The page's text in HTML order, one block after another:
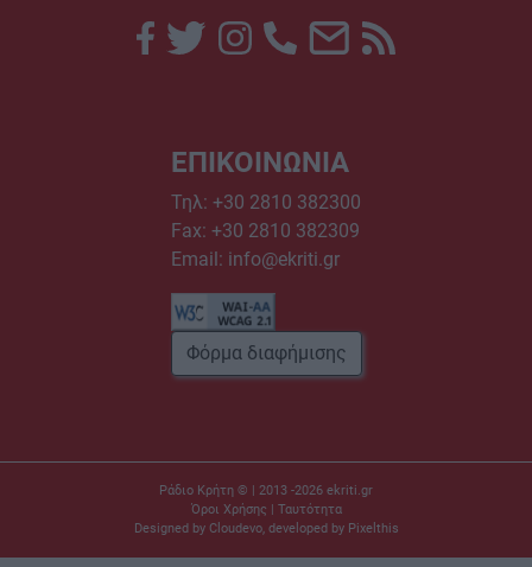
ΕΠΙΚΟΙΝΩΝΙΑ
Τηλ: +30 2810 382300
Fax: +30 2810 382309
Email: info@ekriti.gr
Φόρμα διαφήμισης
Ράδιο Κρήτη © | 2013 -2026 ekriti.gr
Όροι Χρήσης
Ταυτότητα
Designed by Cloudevo, developed by Pixelthis